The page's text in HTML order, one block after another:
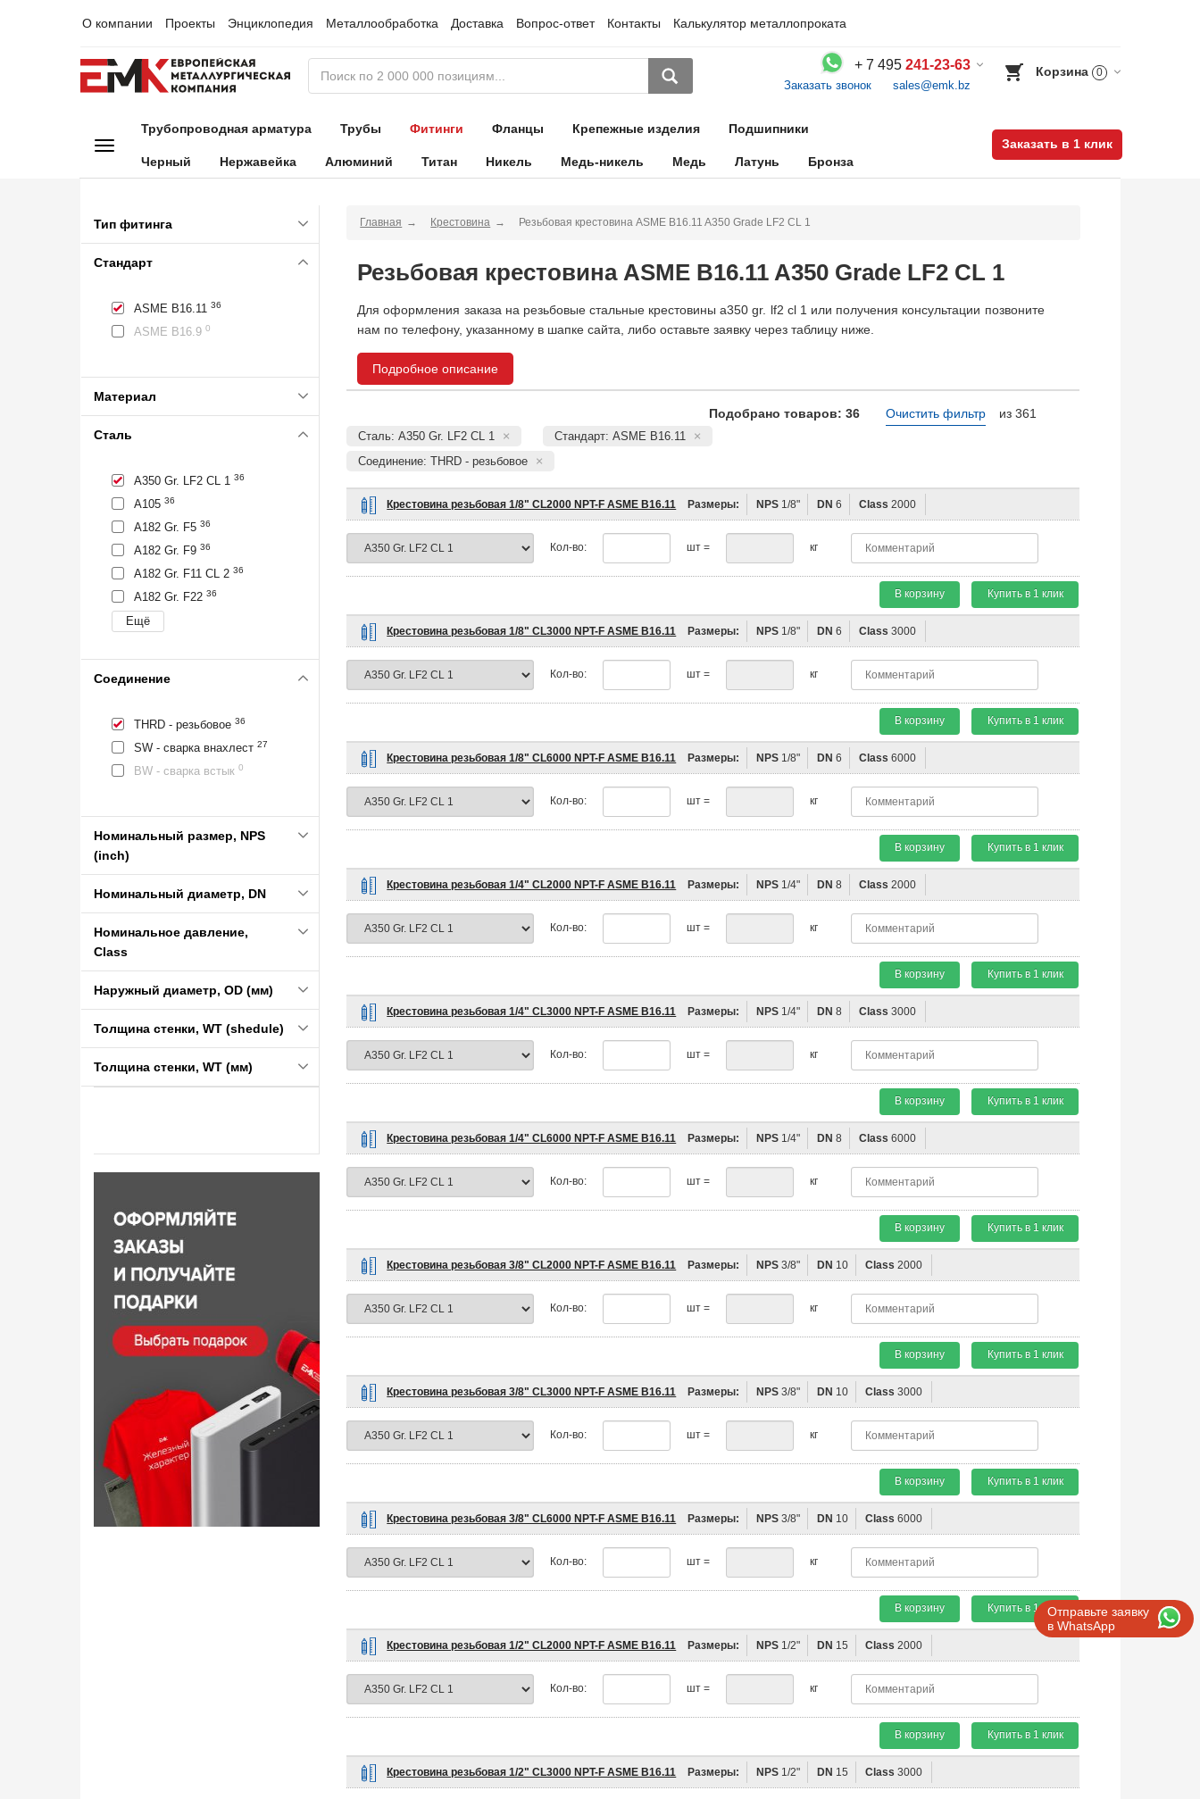
О компании Проекты Энциклопедия Металлообработка Доставка Вопрос-ответ Контакты Калькулятор металлопроката
+ 7 495 241-23-63
Заказать звонок sales@emk.bz
Корзина 0
Трубопроводная арматура Трубы Фитинги Фланцы Крепежные изделия Подшипники
Черный Нержавейка Алюминий Титан Никель Медь-никель Медь Латунь Бронза
Заказать в 1 клик
Отправьте заявку
в WhatsApp
Тип фитинга
Стандарт
ASME B16.11 36
ASME B16.9 0
Материал
Сталь
A350 Gr. LF2 CL 1 36
A105 36
A182 Gr. F5 36
A182 Gr. F9 36
A182 Gr. F11 CL 2 36
A182 Gr. F22 36
Соединение
THRD - резьбовое 36
SW - сварка внахлест 27
BW - сварка встык 0
Номинальный размер, NPS
(inch)
Номинальный диаметр, DN
Номинальное давление,
Class
Наружный диаметр, OD (мм)
Толщина стенки, WT (shedule)
Толщина стенки, WT (мм)
Главная Крестовина Резьбовая крестовина ASME B16.11 A350 Grade LF2 CL 1
Резьбовая крестовина ASME B16.11 A350 Grade LF2 CL 1
Для оформления заказа на резьбовые стальные крестовины a350 gr. lf2 cl 1 или получения консультации позвоните
нам по телефону, указанному в шапке сайта, либо оставьте заявку через таблицу ниже.
Подробное описание
Подобрано товаров: 36 из 361
Очистить фильтр
Сталь: A350 Gr. LF2 CL 1
Стандарт: ASME B16.11
Соединение: THRD - резьбовое
Крестовина резьбовая 1/8" CL2000 NPT-F ASME B16.11 Размеры: NPS 1/8" DN 6 Class 2000
Кол-во: шт = кг
В корзину Купить в 1 клик
Крестовина резьбовая 1/8" CL3000 NPT-F ASME B16.11 Размеры: NPS 1/8" DN 6 Class 3000
Кол-во: шт = кг
В корзину Купить в 1 клик
Крестовина резьбовая 1/8" CL6000 NPT-F ASME B16.11 Размеры: NPS 1/8" DN 6 Class 6000
Кол-во: шт = кг
В корзину Купить в 1 клик
Крестовина резьбовая 1/4" CL2000 NPT-F ASME B16.11 Размеры: NPS 1/4" DN 8 Class 2000
Кол-во: шт = кг
В корзину Купить в 1 клик
Крестовина резьбовая 1/4" CL3000 NPT-F ASME B16.11 Размеры: NPS 1/4" DN 8 Class 3000
Кол-во: шт = кг
В корзину Купить в 1 клик
Крестовина резьбовая 1/4" CL6000 NPT-F ASME B16.11 Размеры: NPS 1/4" DN 8 Class 6000
Кол-во: шт = кг
В корзину Купить в 1 клик
Крестовина резьбовая 3/8" CL2000 NPT-F ASME B16.11 Размеры: NPS 3/8" DN 10 Class 2000
Кол-во: шт = кг
В корзину Купить в 1 клик
Крестовина резьбовая 3/8" CL3000 NPT-F ASME B16.11 Размеры: NPS 3/8" DN 10 Class 3000
Кол-во: шт = кг
В корзину Купить в 1 клик
Крестовина резьбовая 3/8" CL6000 NPT-F ASME B16.11 Размеры: NPS 3/8" DN 10 Class 6000
Кол-во: шт = кг
В корзину Купить в 1 клик
Крестовина резьбовая 1/2" CL2000 NPT-F ASME B16.11 Размеры: NPS 1/2" DN 15 Class 2000
Кол-во: шт = кг
В корзину Купить в 1 клик
Крестовина резьбовая 1/2" CL3000 NPT-F ASME B16.11 Размеры: NPS 1/2" DN 15 Class 3000